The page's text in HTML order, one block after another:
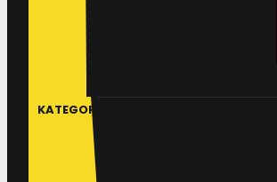
KATEGORIJE